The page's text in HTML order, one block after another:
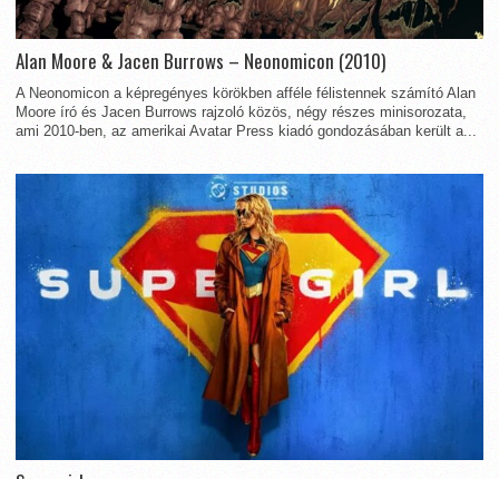
Alan Moore & Jacen Burrows – Neonomicon (2010)
A Neonomicon a képregényes körökben afféle félistennek számító Alan
Moore író és Jacen Burrows rajzoló közös, négy részes minisorozata,
ami 2010-ben, az amerikai Avatar Press kiadó gondozásában került a...